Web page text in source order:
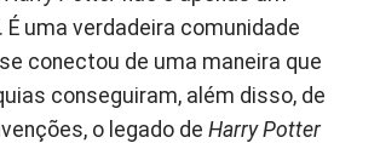
É uma verdadeira comunidade
conectou de uma maneira que
conseguiram, além disso, de
o legado deHarry Potter